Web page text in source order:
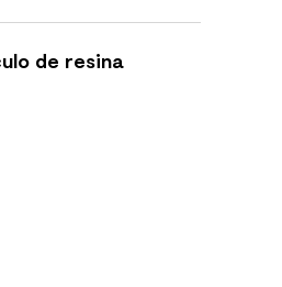
de resina